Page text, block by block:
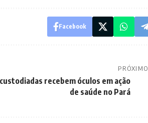
Facebook
PRÓXIMO
recebem óculos em ação
de saúde no Pará